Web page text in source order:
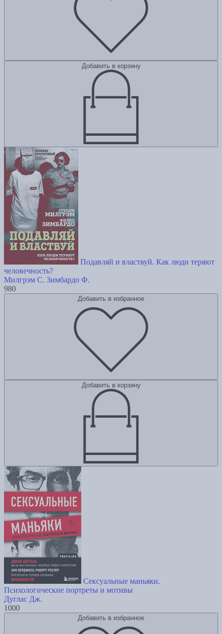
Добавить в корзину
Подавляй и властвуй. Как люди теряют
человечность?
Милгрэм С. Зимбардо Ф.
980
Добавить в избранное
Добавить в корзину
Сексуальные маньяки.
Психологические портреты и мотивы
Дуглас Дж.
1000
Добавить в избранное